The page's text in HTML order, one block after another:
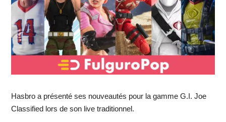
Hasbro a présenté ses nouveautés pour la gamme G.I. Joe
Classified lors de son live traditionnel.